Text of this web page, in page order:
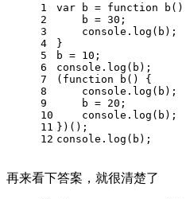
1
2
3
4
5
6
7
8
9
10
11
12
var b = function b ( )
    b =
30 ;
console .log(b);
}
b = 10 ;
console .log(b);
( function b ( ) {
console .log(b);
    b =
20 ;
console .log(b);
})();
console .log(b);
再来看下答案，就很清楚了